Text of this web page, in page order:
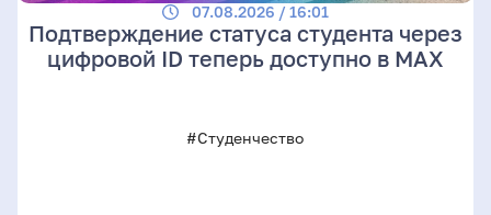
07.08.2026 / 16:01
Подтверждение статуса студента через
цифровой ID теперь доступно в МАХ
#Студенчество